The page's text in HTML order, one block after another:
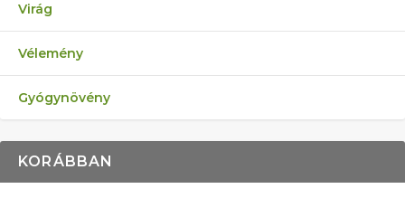
Virág
Vélemény
Gyógynövény
KORÁBBAN